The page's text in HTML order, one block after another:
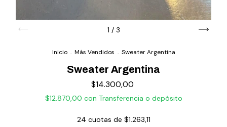
1 / 3
Inicio . Más Vendidos . Sweater Argentina
Sweater Argentina
$14.300,00
$12.870,00 con Transferencia o depósito
24 cuotas de $1.263,11